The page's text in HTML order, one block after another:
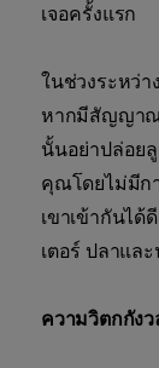
เจอครั้งแรก
ในช่วงระหว่า
หากมีสัญญาณ
นั้นอย่าปล่อย
คุณโดยไม่มีก
เขาเข้ากันได้
เตอร์ ปลาแล
ความวิตกกัง